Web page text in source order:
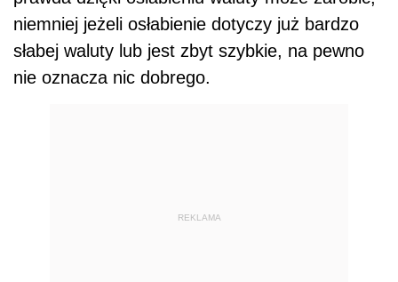
niemniej jeżeli osłabienie dotyczy już bardzo
słabej waluty lub jest zbyt szybkie, na pewno
nie oznacza nic dobrego.
REKLAMA